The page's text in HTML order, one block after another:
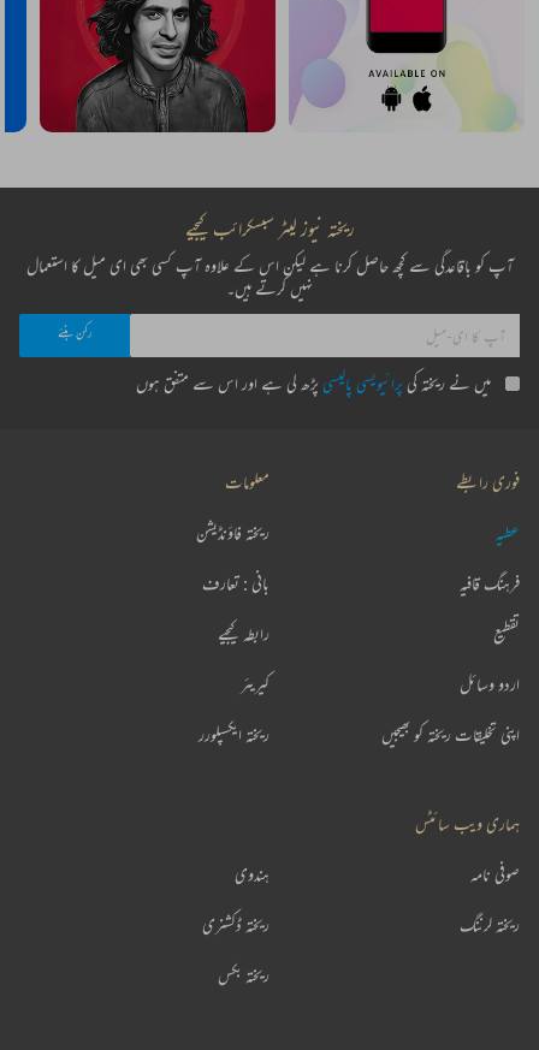
ریختہ نیوز لیٹر سبسکرائب کیجیے
آپ کو باقاعدگی سے کچھ حاصل کرنا ہے لیکن اس کے علاوہ آپ کسی بھی ای میل کا استعمال
نہیں کرتے ہیں۔
میں نے ریختہ کی پرائیویسی پالیسی پڑھ لی ہے اور اس سے متفق ہوں
فوری رابطے
عطیہ
فرہنگ قافیہ
تقطیع
اردو وسائل
اپنی تخلیقات ریختہ کو بھیجیں
معلومات
ریختہ فاؤنڈیشن
بانی : تعارف
رابطہ کیجیے
کیریئر
ریختہ ایکسپلورر
ہماری ویب سائٹس
ہندوی صوفی نامہ
ریختہ ڈکشنری ریختہ لرننگ
ریختہ بکس